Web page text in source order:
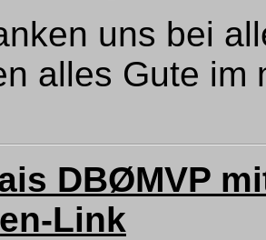
uns bei
alles Gute im
DBØMVP
Link